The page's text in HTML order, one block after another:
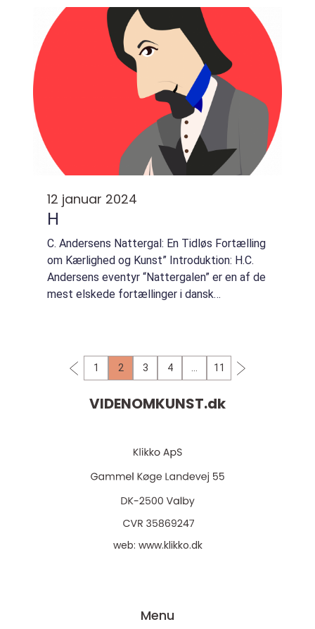
historien bag dette enestående ...
12 januar 2024
H
C. Andersens Nattergal: En Tidløs Fortælling
om Kærlighed og Kunst” Introduktion: H.C.
Andersens eventyr “Nattergalen” er en af de
mest elskede fortællinger i dansk
1 2 3 4 11
VIDENOMKUNST.dk
web: www.klikko.dk
Menu